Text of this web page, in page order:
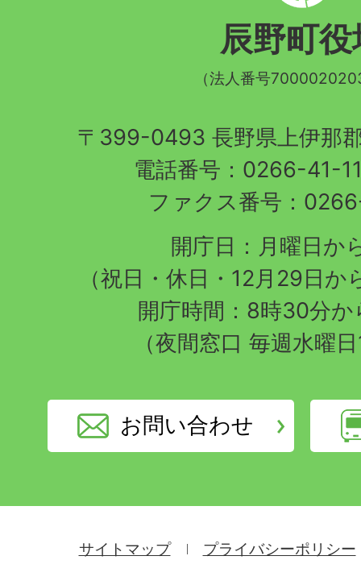
町
章
辰野町役
（法人番号
〒399-0493 長野県上伊那
電話番号：0266-41-
ファクス番号：
開庁日：月曜日か
（祝日・休日・12月29日
開庁時間：8時30分か
（夜間窓口 毎週水曜
お問い合わせ
サイトマップ プライバシーポリシー